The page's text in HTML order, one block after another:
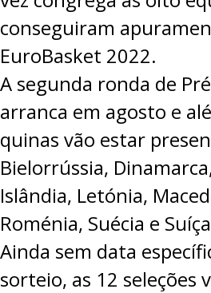
conseguiram
EuroBasket 2022.
A segunda ronda de
arranca em agosto e
quinas vão estar
Bielorrússia,
Islândia, Letónia,
Roménia, Suécia e
Ainda sem data
sorteio, as 12 seleções